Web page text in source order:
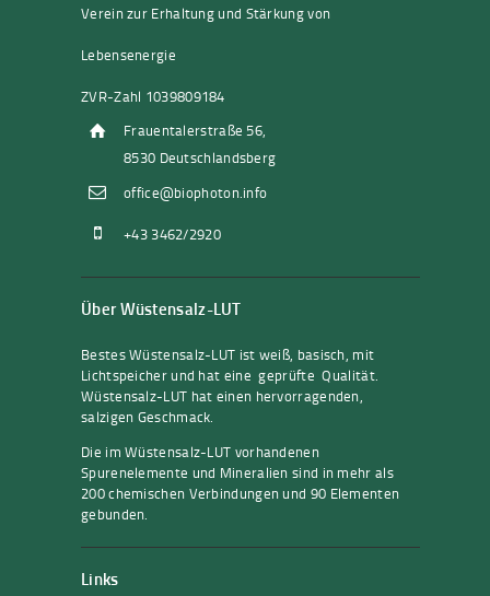
Verein zur Erhaltung und Stärkung von
Lebensenergie
ZVR-Zahl 1039809184
Frauentalerstraße 56,
8530 Deutschlandsberg
office@biophoton.info
+43 3462/2920
Über Wüstensalz-LUT
Bestes Wüstensalz-LUT ist weiß, basisch, mit
Lichtspeicher und hat eine geprüfte Qualität.
Wüstensalz-LUT hat einen hervorragenden,
salzigen Geschmack.
Die im Wüstensalz-LUT vorhandenen
Spurenelemente und Mineralien sind in mehr als
200 chemischen Verbindungen und 90 Elementen
gebunden.
Links